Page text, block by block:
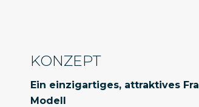
KONZEPT
Ein einzigartiges, attraktives
Modell